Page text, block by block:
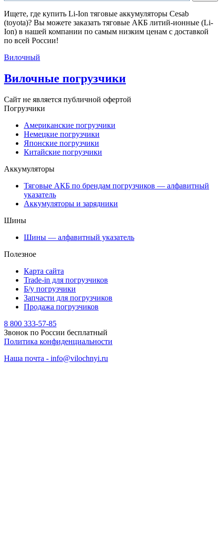
Ищете, где купить Li-Ion тяговые аккумуляторы Cesab
(toyota)? Вы можете заказать тяговые АКБ литий-ионные (Li-
Ion) в нашей компании по самым низким ценам с доставкой
по всей России!
Вилочный
Вилочные погрузчики
Сайт не является публичной офертой
Погрузчики
Американские погрузчики
Немецкие погрузчики
Японские погрузчики
Китайские погрузчики
Аккумуляторы
Тяговые АКБ по брендам погрузчиков — алфавитный
указатель
Аккумуляторы и зарядники
Шины
Шины — алфавитный указатель
Полезное
Карта сайта
Trade-in для погрузчиков
Б/у погрузчики
Запчасти для погрузчиков
Продажа погрузчиков
8 800 333-57-85
Звонок по России бесплатный
Политика конфиденциальности
Наша почта - info@vilochnyi.ru